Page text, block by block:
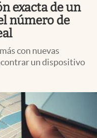
exacta de un
número de
con nuevas
un dispositivo